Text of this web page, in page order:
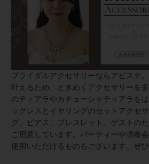
ブライダルアクセサリーならアビステ
叶えるため、ときめくアクセサリーを
のティアラやカチューシャティアラを
ックレスとイヤリングのセットアクセ
グ、ピアス、ブレスレット、ゲストの
ご用意しています。パーティーや演奏
使用いただけるものもございます。ぜひ